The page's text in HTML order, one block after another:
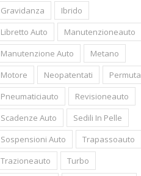
Gravidanza
Ibrido
Libretto Auto
Manutenzioneauto
Manutenzione Auto
Metano
Motore
Neopatentati
Permuta
Pneumaticiauto
Revisioneauto
Scadenze Auto
Sedili In Pelle
Sospensioni Auto
Trapassoauto
Trazioneauto
Turbo